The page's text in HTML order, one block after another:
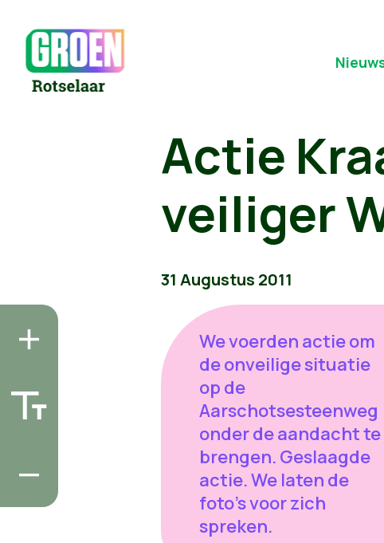
Actie
veiliger
31 Augustus 2011
We voerden actie om
de onveilige situatie
op de
Aarschotsesteenweg
onder de aandacht te
brengen. Geslaagde
actie. We laten de
foto's voor zich
spreken.